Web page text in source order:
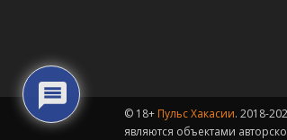
© 18+ Пульс Хакасии. 2018-
являются объектами